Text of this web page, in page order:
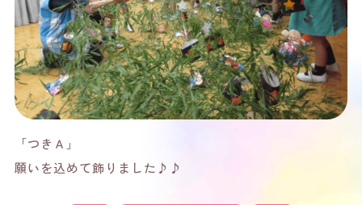
「つきＡ」
願いを込めて飾りました♪♪